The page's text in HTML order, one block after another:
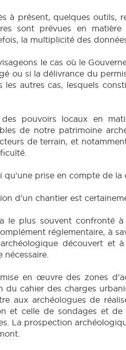
à présent, quelques outils,
sont prévues en
la multiplicité des
le cas où le
ou si la délivrance du
les autres cas, lesquels
pouvoirs locaux en
de notre patrimoine
de terrain, et
qu'une prise en compte de
d'un chantier est
le plus souvent confronté
réglementaire, à
découvert
en œuvre des zones
du cahier des charges
aux archéologues de
et celle de sondages et
La prospection